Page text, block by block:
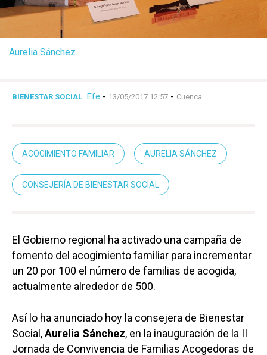
Aurelia Sánchez.
BIENESTAR SOCIAL Efe - 13/05/2017 12:57 - Cuenca
ACOGIMIENTO FAMILIAR AURELIA SÁNCHEZ
CONSEJERÍA DE BIENESTAR SOCIAL
El Gobierno regional ha activado una campaña de
fomento del acogimiento familiar para incrementar
un 20 por 100 el número de familias de acogida,
actualmente alrededor de 500.
Así lo ha anunciado hoy la consejera de Bienestar
Social,Aurelia Sánchez, en la inauguración de la II
Jornada de Convivencia de Familias Acogedoras de